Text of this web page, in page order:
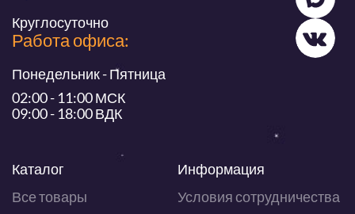
Круглосуточно
Работа офиса:
Понедельник - Пятница
02:00 - 11:00 МСК
09:00 - 18:00 ВДК
Каталог
Все товары
Информация
Условия сотрудничества